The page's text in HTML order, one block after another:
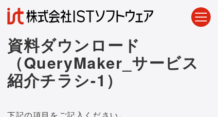
資料ダウンロード
（QueryMaker_サービス
紹介チラシ-1）
下記の項目をご記入ください。